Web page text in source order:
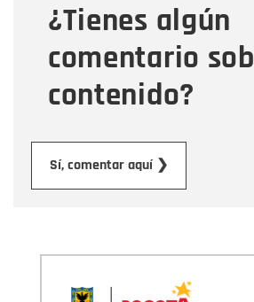
¿Tienes algún
comentario
contenido?
Sí, comentar aquí ❯
Mensaje